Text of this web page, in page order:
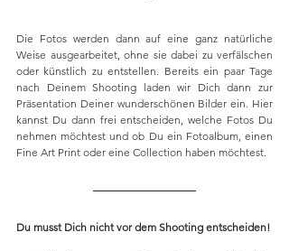
Die Fotos werden dann auf eine ganz natürliche
Weise ausgearbeitet, ohne sie dabei zu verfälschen
oder künstlich zu entstellen. Bereits ein paar Tage
nach Deinem Shooting laden wir Dich dann zur
Präsentation Deiner wunderschönen Bilder ein. Hier
kannst Du dann frei entscheiden, welche Fotos Du
nehmen möchtest und ob Du ein Fotoalbum, einen
Fine Art Print oder eine Collection haben möchtest.
Du musst Dich nicht vor dem Shooting entscheiden!